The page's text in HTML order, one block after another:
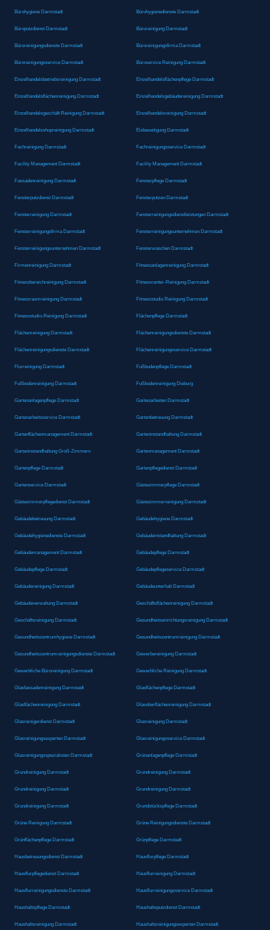
Bürohygiene Darmstadt Bürohygienedienste Darmstadt
Büroputzdienst Darmstadt Büroreinigung Darmstadt
Büroreinigungsdienste Darmstadt Büroreinigungsfirma Darmstadt
Büroreinigungsservice Darmstadt Büroservice Reinigung Darmstadt
Einzelhandelsbetriebsreinigung Darmstadt Einzelhandelsflächenpflege Darmstadt
Einzelhandelsflächenreinigung Darmstadt Einzelhandelsgebäudereinigung Darmstadt
Einzelhandelsgeschäft Reinigung Darmstadt Einzelhandelsreinigung Darmstadt
Einzelhandelsshopreinigung Darmstadt Eisbeseitigung Darmstadt
Fachreinigung Darmstadt Fachreinigungsservice Darmstadt
Facility Management Darmstadt Facility Management Darmstadt
Fassadenreinigung Darmstadt Fensterpflege Darmstadt
Fensterputzdienst Darmstadt Fensterputzen Darmstadt
Fensterreinigung Darmstadt Fensterreinigungsdienstleistungen Darmstadt
Fensterreinigungsfirma Darmstadt Fensterreinigungsunternehmen Darmstadt
Fensterreinigungsunternehmen Darmstadt Fensterwaschen Darmstadt
Firmenreinigung Darmstadt Fitnessanlagenreinigung Darmstadt
Fitnessbereichreinigung Darmstadt Fitnesscenter-Reinigung Darmstadt
Fitnessraumreinigung Darmstadt Fitnessstudio Reinigung Darmstadt
Fitnessstudio-Reinigung Darmstadt Flächenpflege Darmstadt
Flächenreinigung Darmstadt Flächenreinigungsdienste Darmstadt
Flächenreinigungsdienste Darmstadt Flächenreinigungsservice Darmstadt
Flurreinigung Darmstadt Fußbodenpflege Darmstadt
Fußbodenreinigung Darmstadt Fußbodenreinigung Dieburg
Gartenanlagenpflege Darmstadt Gartenarbeiten Darmstadt
Gartenarbeitsservice Darmstadt Gartenbetreuung Darmstadt
Gartenflächenmanagement Darmstadt Garteninstandhaltung Darmstadt
Garteninstandhaltung Groß-Zimmern Gartenmanagement Darmstadt
Gartenpflege Darmstadt Gartenpflegedienst Darmstadt
Gartenservice Darmstadt Gästezimmerpflege Darmstadt
Gästezimmerpflegedienst Darmstadt Gästezimmerreinigung Darmstadt
Gebäudebetreuung Darmstadt Gebäudehygiene Darmstadt
Gebäudehygienedienste Darmstadt Gebäudeinstandhaltung Darmstadt
Gebäudemanagement Darmstadt Gebäudepflege Darmstadt
Gebäudepflege Darmstadt Gebäudepflegeservice Darmstadt
Gebäudereinigung Darmstadt Gebäudeunterhalt Darmstadt
Gebäudeverwaltung Darmstadt Geschäftsflächenreinigung Darmstadt
Geschäftsreinigung Darmstadt Gesundheitseinrichtungsreinigung Darmstadt
Gesundheitszentrumhygiene Darmstadt Gesundheitszentrumreinigung Darmstadt
Gesundheitszentrumreinigungsdienste Darmstadt Gewerbereinigung Darmstadt
Gewerbliche Büroreinigung Darmstadt Gewerbliche Reinigung Darmstadt
Glasfassadenreinigung Darmstadt Glasflächenpflege Darmstadt
Glasflächenreinigung Darmstadt Glasoberflächenreinigung Darmstadt
Glasreinigerdienst Darmstadt Glasreinigung Darmstadt
Glasreinigungsexperten Darmstadt Glasreinigungsservice Darmstadt
Glasreinigungsspezialisten Darmstadt Grünanlagenpflege Darmstadt
Grundreinigung Darmstadt Grundreinigung Darmstadt
Grundreinigung Darmstadt Grundreinigung Darmstadt
Grundreinigung Darmstadt Grundstückspflege Darmstadt
Grüne Reinigung Darmstadt Grüne Reinigungsdienste Darmstadt
Grünflächenpflege Darmstadt Grünpflege Darmstadt
Hausbetreuungsdienst Darmstadt Hausflurpflege Darmstadt
Hausflurpflegedienst Darmstadt Hausflurreinigung Darmstadt
Hausflurreinigungsdienste Darmstadt Hausflurreinigungsservice Darmstadt
Haushaltspflege Darmstadt Haushaltsputzdienst Darmstadt
Haushaltsreinigung Darmstadt Haushaltsreinigungsexperten Darmstadt